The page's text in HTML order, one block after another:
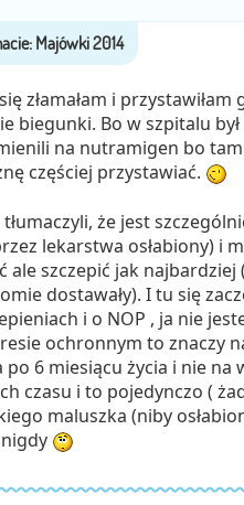
złamałam i
biegunki. Bo w szpitalu
na nutramigen bo tam
częściej przystawiać.
że jest
lekarstwa osłabiony) i
ale szczepić jak
dostawały). I tu się
i o NOP , ja nie
ochronnym to znaczy
6 miesiącu życia i nie na
czasu i to pojedynczo (
maluszka (niby